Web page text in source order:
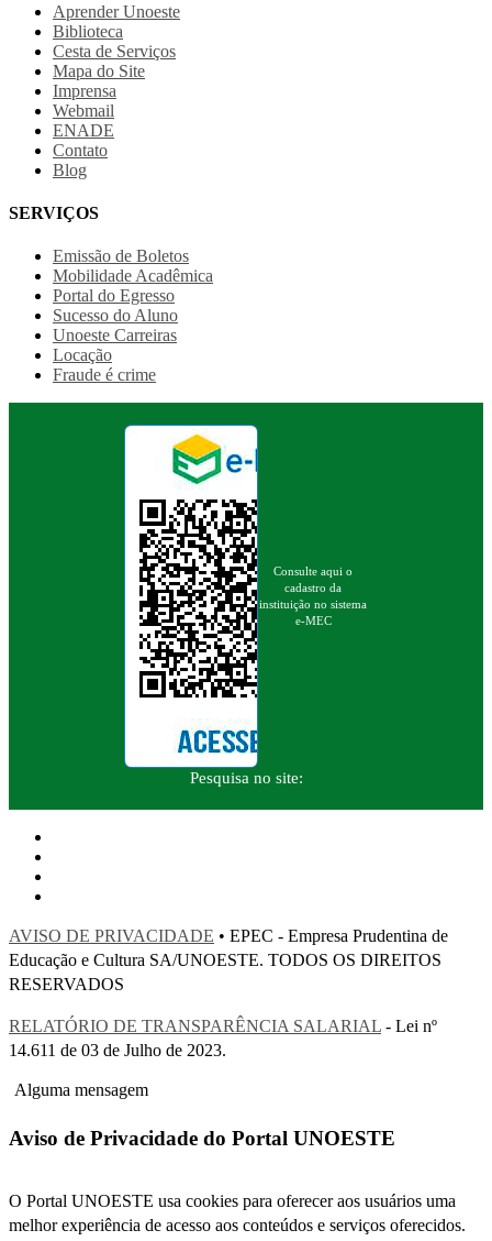
Aprender Unoeste
Biblioteca
Cesta de Serviços
Mapa do Site
Imprensa
Webmail
ENADE
Contato
Blog
SERVIÇOS
Emissão de Boletos
Mobilidade Acadêmica
Portal do Egresso
Sucesso do Aluno
Unoeste Carreiras
Locação
Fraude é crime
Consulte aqui o
cadastro da
instituição no sistema
e-MEC
Pesquisa no site:
AVISO DE PRIVACIDADE • EPEC - Empresa Prudentina de
Educação e Cultura SA/UNOESTE. TODOS OS DIREITOS
RESERVADOS
RELATÓRIO DE TRANSPARÊNCIA SALARIAL - Lei nº
14.611 de 03 de Julho de 2023.
Alguma mensagem
Aviso de Privacidade do Portal UNOESTE
O Portal UNOESTE usa cookies para oferecer aos usuários uma
melhor experiência de acesso aos conteúdos e serviços oferecidos.